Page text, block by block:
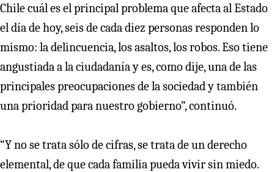
Chile cuál es el principal problema que afecta al Estado
el día de hoy, seis de cada diez personas responden lo
mismo: la delincuencia, los asaltos, los robos. Eso tiene
angustiada a la ciudadanía y es, como dije, una de las
principales preocupaciones de la sociedad y también
una prioridad para nuestro gobierno”, continuó.
“Y no se trata sólo de cifras, se trata de un derecho
elemental, de que cada familia pueda vivir sin miedo.